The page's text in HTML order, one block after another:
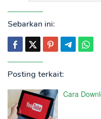
Sebarkan ini:
Posting terkait:
Cara